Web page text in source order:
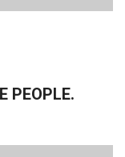
PEOPLE.